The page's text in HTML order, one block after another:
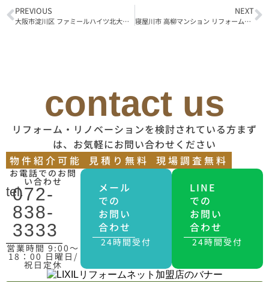
PREVIOUS
大阪市淀川区 ファミールハイツ北大阪 1号棟 リフォーム工事着工
NEXT
寝屋川市 高柳マンション リフォーム工事完了
contact us
リフォーム・リノベーションを検討されている方まず
は、お気軽にお問い合わせください
物件紹介可能
見積り無料 現場調査無料
お電話でのお問
い合わせ
tel.
072-
838-
3333
営業時間 9:00〜
18：00 日曜日/
祝日定休
メール
での
お問い
合わせ
24時間受付
LINE
での
お問い
合わせ
24時間受付